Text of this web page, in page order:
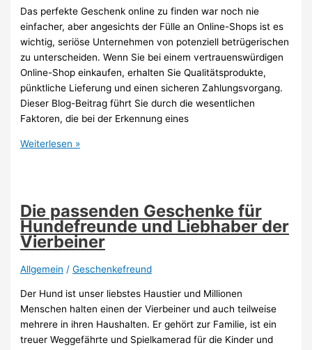
Das perfekte Geschenk online zu finden war noch nie
einfacher, aber angesichts der Fülle an Online-Shops ist es
wichtig, seriöse Unternehmen von potenziell betrügerischen
zu unterscheiden. Wenn Sie bei einem vertrauenswürdigen
Online-Shop einkaufen, erhalten Sie Qualitätsprodukte,
pünktliche Lieferung und einen sicheren Zahlungsvorgang.
Dieser Blog-Beitrag führt Sie durch die wesentlichen
Faktoren, die bei der Erkennung eines
Seriösen
erkennen:
Darauf
achten
Weiterlesen »
Die passenden Geschenke für
Hundefreunde und Liebhaber der
Vierbeiner
Allgemein /Geschenkefreund
Der Hund ist unser liebstes Haustier und Millionen
Menschen halten einen der Vierbeiner und auch teilweise
mehrere in ihren Haushalten. Er gehört zur Familie, ist ein
treuer Weggefährte und Spielkamerad für die Kinder und